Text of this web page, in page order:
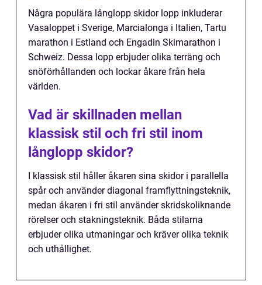
Några populära långlopp skidor lopp inkluderar
Vasaloppet i Sverige, Marcialonga i Italien, Tartu
marathon i Estland och Engadin Skimarathon i
Schweiz. Dessa lopp erbjuder olika terräng och
snöförhållanden och lockar åkare från hela
världen.
Vad är skillnaden mellan
klassisk stil och fri stil inom
långlopp skidor?
I klassisk stil håller åkaren sina skidor i parallella
spår och använder diagonal framflyttningsteknik,
medan åkaren i fri stil använder skridskoliknande
rörelser och stakningsteknik. Båda stilarna
erbjuder olika utmaningar och kräver olika teknik
och uthållighet.